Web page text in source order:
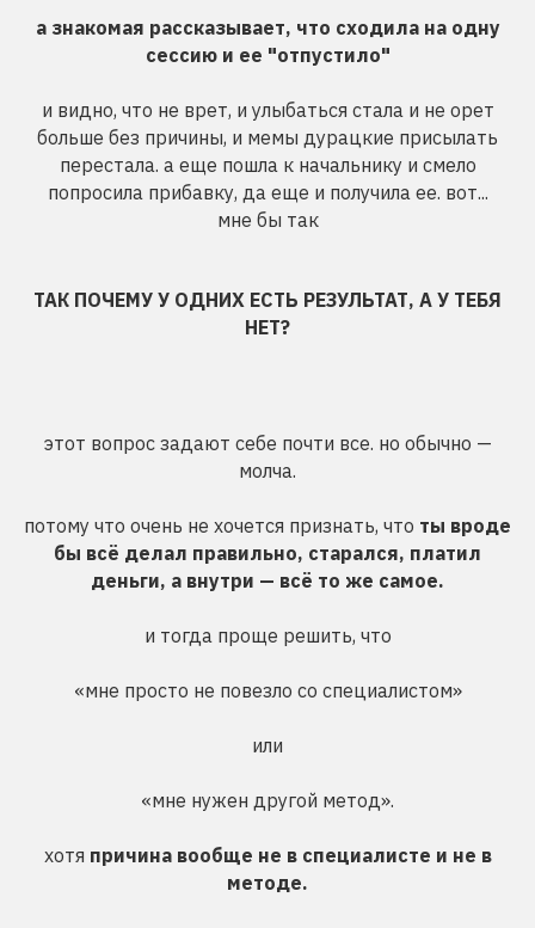
а знакомая рассказывает, что сходила на одну
сессию и ее "отпустило"
и видно, что не врет, и улыбаться стала и не орет
больше без причины, и мемы дурацкие присылать
перестала. а еще пошла к начальнику и смело
попросила прибавку, да еще и получила ее. вот...
мне бы так
ТАК ПОЧЕМУ У ОДНИХ ЕСТЬ РЕЗУЛЬТАТ, А У ТЕБЯ
НЕТ?
этот вопрос задают себе почти все. но обычно —
молча.
потому что очень не хочется признать, что ты вроде
бы всё делал правильно, старался, платил
деньги, а внутри — всё то же самое.
и тогда проще решить, что
«мне просто не повезло со специалистом»
или
«мне нужен другой метод».
хотя причина вообще не в специалисте и не в
методе.